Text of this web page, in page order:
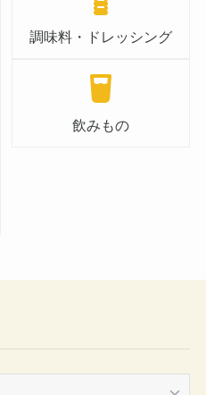
調味料・ドレッシング
飲みもの